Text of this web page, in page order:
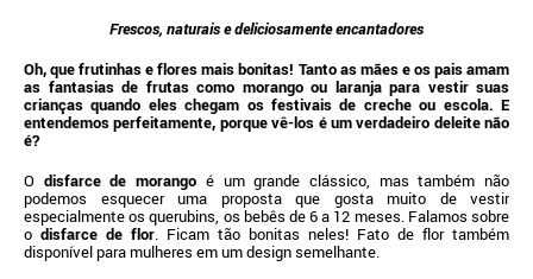
Frescos, naturais e deliciosamente encantadores
Oh, que frutinhas e flores mais bonitas! Tanto as mães e os pais amam
as fantasias de frutas como morango ou laranja para vestir suas
crianças quando eles chegam os festivais de creche ou escola. E
entendemos perfeitamente, porque vê-los é um verdadeiro deleite não
é?
O disfarce de morango é um grande clássico, mas também não
podemos esquecer uma proposta que gosta muito de vestir
especialmente os querubins, os bebês de 6 a 12 meses. Falamos sobre
o disfarce de flor. Ficam tão bonitas neles! Fato de flor também
disponível para mulheres em um design semelhante.